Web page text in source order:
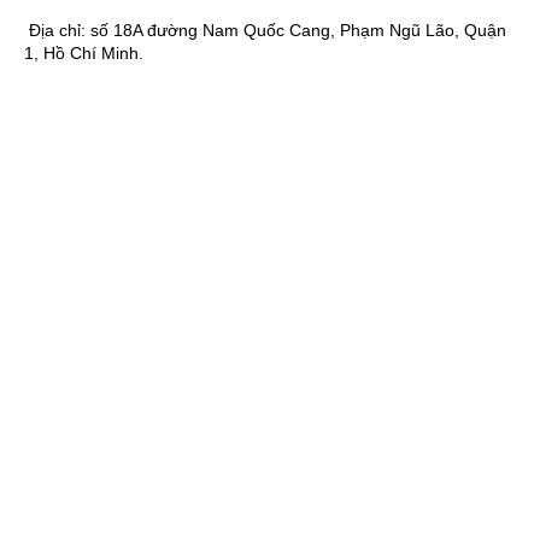
Địa chỉ: số 18A đường Nam Quốc Cang, Phạm Ngũ Lão, Quận
1, Hồ Chí Minh.